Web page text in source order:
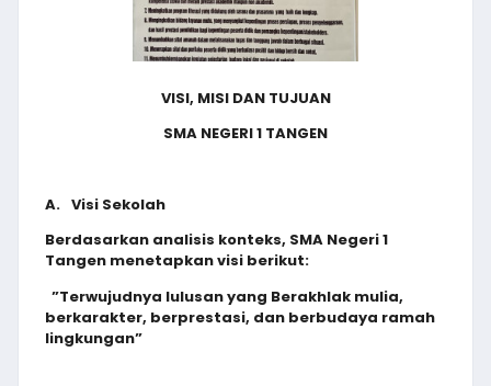
VISI, MISI DAN TUJUAN
SMA NEGERI 1 TANGEN
A. Visi Sekolah
Berdasarkan analisis konteks, SMA Negeri 1
Tangen menetapkan visi berikut:
”Terwujudnya lulusan yang Berakhlak mulia,
berkarakter, berprestasi, dan berbudaya ramah
lingkungan”